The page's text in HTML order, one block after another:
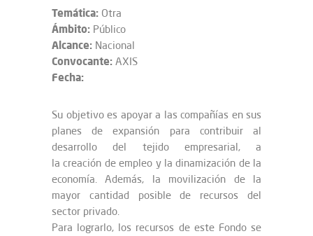
Temática: Otra
Ámbito: Público
Alcance: Nacional
Convocante: AXIS
Fecha:
Su objetivo es apoyar a las compañías en sus
planes de expansión para contribuir al
desarrollo del tejido empresarial, a
la creación de empleo y la dinamización de la
economía. Además, la movilización de la
mayor cantidad posible de recursos del
sector privado.
Para lograrlo, los recursos de este Fondo se